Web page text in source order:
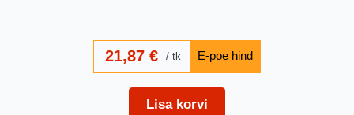
21,87 € tk
Lisa korvi